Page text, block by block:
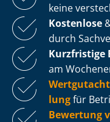
keine
Kostenlose
durch
Kurzfristige
am
lungfür
Bewertung